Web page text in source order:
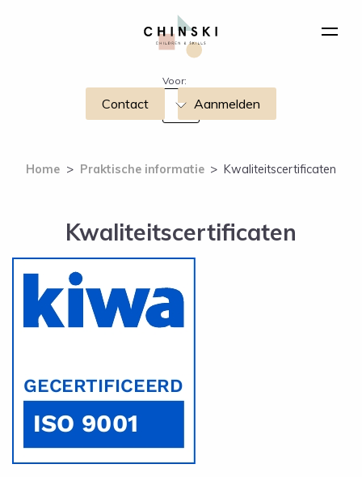
Voor:
Contact Aanmelden
Home > Praktische informatie > Kwaliteitscertificaten
Kwaliteitscertificaten